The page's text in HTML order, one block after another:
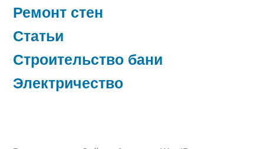
Ремонт стен
Статьи
Строительство бани
Электричество